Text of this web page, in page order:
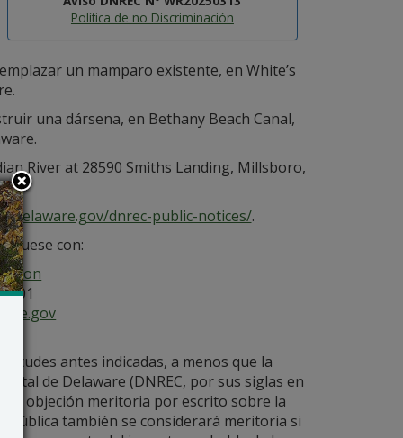
Política de no Discriminación
un mamparo existente, en White’s
una dársena, en Bethany Beach Canal,
River at 28590 Smiths Landing, Millsboro,
dnrec-public-notices/.
con:
antes indicadas, a menos que la
de Delaware (DNREC, por sus siglas en
objeción meritoria por escrito sobre la
pública también se considerará meritoria si